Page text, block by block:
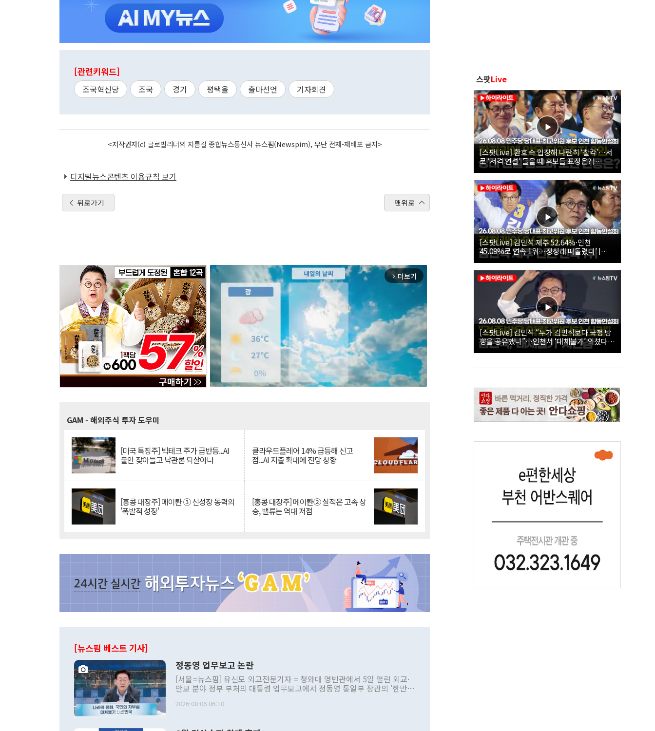
[관련키워드]
조국혁신당 조국 경기 평택을 출마선언 기자회견
<저작권자(c) 글로벌리더의 지름길 종합뉴스통신사 뉴스핌(Newspim), 무단 전재-재배포 금지>
디지털뉴스콘텐츠 이용규칙 보기
뒤로가기 맨위로
arrow_forward_ios 더보기
GAM - 해외주식 투자 도우미
[미국 특징주] 빅테크 주가 급반등...AI
불안 잦아들고 낙관론 되살아나
클라우드플레어 14% 급등해 신고
점...AI 지출 확대에 전망 상향
[홍콩 대장주] 메이퇀 ③ 신성장 동력의
'폭발적 성장'
[홍콩 대장주] 메이퇀② 실적은 고속 상
승, 밸류는 역대 저점
[뉴스핌 베스트 기사]
정동영 업무보고 논란
[서울=뉴스핌] 유신모 외교전문기자 = 청와대 영빈관에서 5일 열린 외교·
안보 분야 정부 부처의 대통령 업무보고에서 정동영 통일부 장관의 '한반도
발언 중에는 정부 내 조율을 거치지 않은 사안을 정책으로 추진하겠다고 공
2026-08-06 06:10
스팟Live
[스팟Live] 환호 속 입장해 나란히 ‘찰칵’…서
로 ‘저격 연설’ 들을 때 후보들 표정은? |
26.08.08 더불어민주당 당대표·최고위원 후
보 인천 합동연설회
[스팟Live] 김민석 제주 52.64%·인천
45.09%로 연속 1위…정청래 따돌렸다’ |
26.08.08 더불어민주당 당대표·최고위원 후
보 인천 합동연설회
[스팟Live] 김민석 “누가 김민석보다 국정 방
향을 공유했나”…인천서 ‘대체불가’ 외쳤다 |
26.08.08 더불어민주당 당대표·최고위원 후